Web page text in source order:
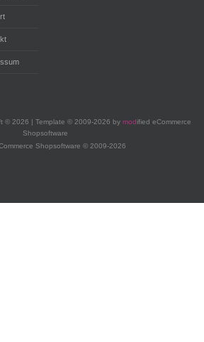
© 2026 | Template © 2009-2026 by modified eCommerce
Shopsoftware
Shopsoftware © 2009-2026